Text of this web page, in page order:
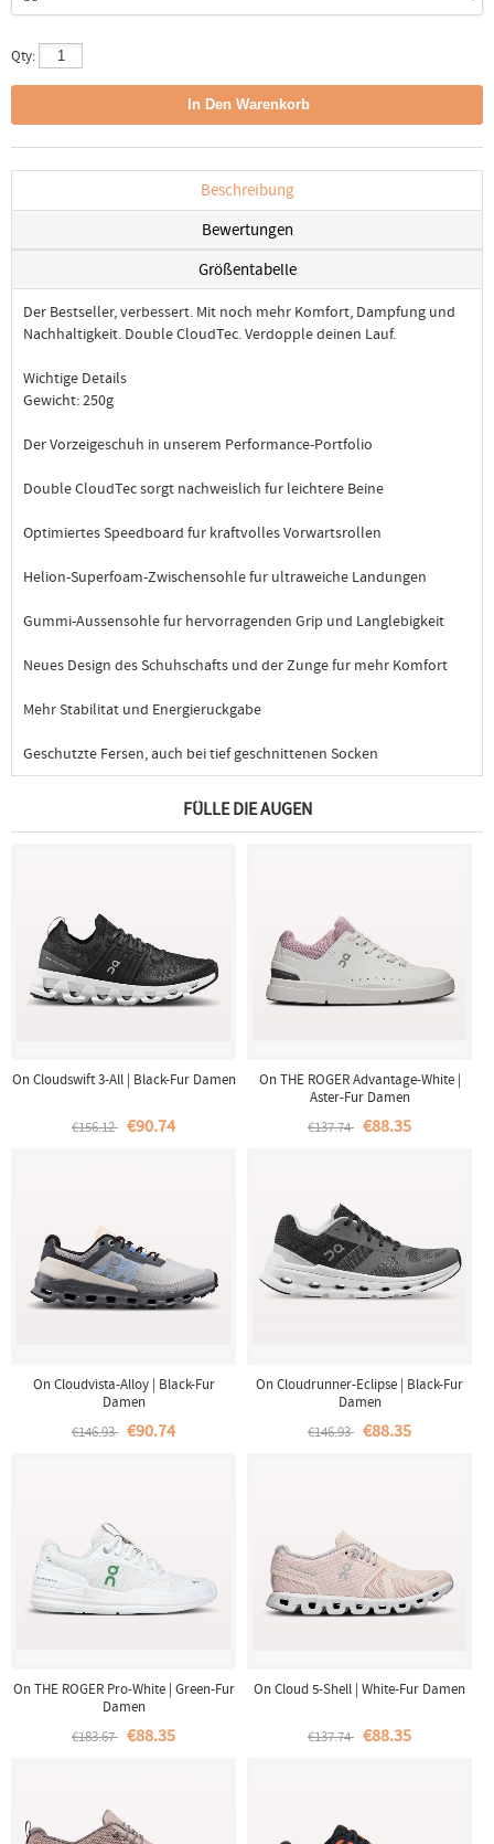
Qty:
Beschreibung
Bewertungen
Größentabelle
Der Bestseller, verbessert. Mit noch mehr Komfort, Dampfung und
Nachhaltigkeit. Double CloudTec. Verdopple deinen Lauf.
Wichtige Details
Gewicht: 250g
Der Vorzeigeschuh in unserem Performance-Portfolio
Double CloudTec sorgt nachweislich fur leichtere Beine
Optimiertes Speedboard fur kraftvolles Vorwartsrollen
Helion-Superfoam-Zwischensohle fur ultraweiche Landungen
Gummi-Aussensohle fur hervorragenden Grip und Langlebigkeit
Neues Design des Schuhschafts und der Zunge fur mehr Komfort
Mehr Stabilitat und Energieruckgabe
Geschutzte Fersen, auch bei tief geschnittenen Socken
FÜLLE DIE AUGEN
On Cloudswift 3-All | Black-Fur Damen
€156.12 €90.74
On THE ROGER Advantage-White |
Aster-Fur Damen
€137.74 €88.35
On Cloudvista-Alloy | Black-Fur
Damen
€146.93 €90.74
On Cloudrunner-Eclipse | Black-Fur
Damen
€146.93 €88.35
On THE ROGER Pro-White | Green-Fur
Damen
€183.67 €88.35
On Cloud 5-Shell | White-Fur Damen
€137.74 €88.35